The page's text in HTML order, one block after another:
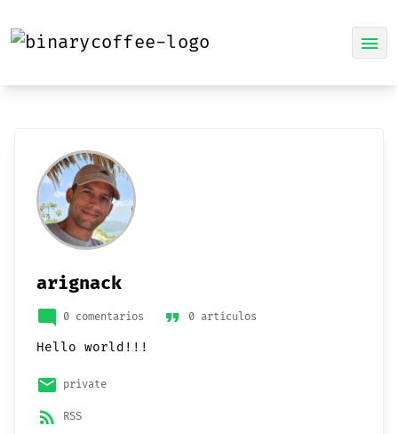
menu
arignack
mode_comment 0 comentarios format_quote 0 artículos
Hello world!!!
email private
rss_feed RSS